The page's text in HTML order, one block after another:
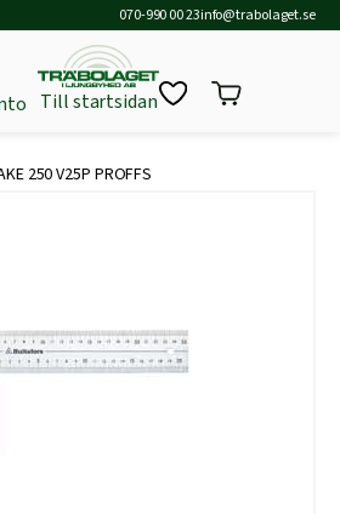
070-990 00 23info@trabolaget.se
Till startsidan
250 V25P PROFFS